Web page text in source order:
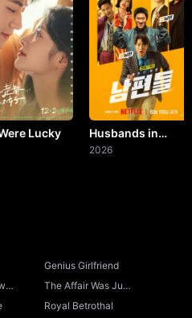
Lucky
Husbands in
Action
2026
Genius Girlfriend
The Affair Was Just
the Beginning
Royal Betrothal